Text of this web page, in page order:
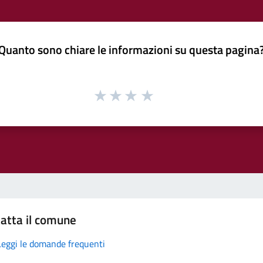
sono chiare le informazioni su questa
il comune
le domande frequenti